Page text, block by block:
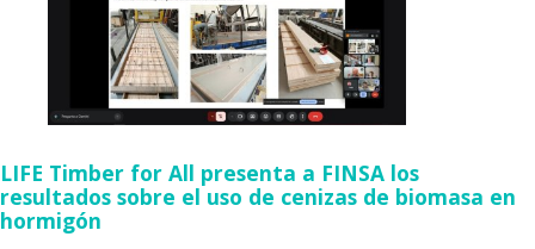
LIFE Timber for All presenta a FINSA los
resultados sobre el uso de cenizas de biomasa en
hormigón